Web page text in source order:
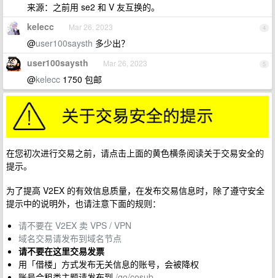
来源：之前用 se2 和 V 友互换的。
4
kelecc Mar 26, 2023
@user100saysth 多少出？
5
user100saysth Mar 26, 2023
@kelecc 1750 包邮
在您初次进行交易之前，请点击上面的黄色横条阅读关于交易安全的
提示。
为了提高 V2EX 的有效信息质量，在发布交易信息时，除了遵守安全
提示中的说明外，也请注意下面的规则：
请不要在 V2EX 卖 VPS / VPN
域名交易请发布到域名节点
请不要在这里交易发票
用「借楼」方式发布无关信息的账号，会被降权